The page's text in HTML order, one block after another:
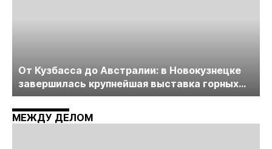
От Кузбасса до Австралии: в Новокузнецке
завершилась крупнейшая выставка горных
технологий «Недра России. Уголь России и
Майнинг»
МЕЖДУ ДЕЛОМ